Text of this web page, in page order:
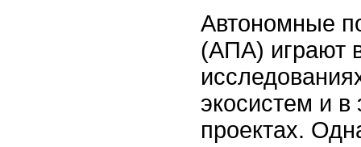
Автономные
(АПА) играют
экосистем и в
проектах.